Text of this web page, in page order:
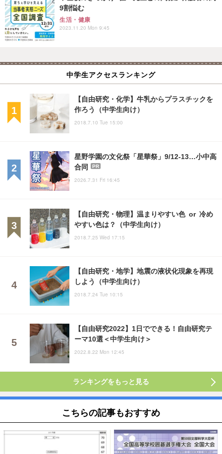
9割悩む
生活・健康
2023.11.20 Mon 9:45
中学生アクセスランキング
【自由研究・化学】牛乳からプラスチックを
作ろう（中学生向け）
2018.7.10 Tue 15:00
星野学園の文化祭「星華祭」9/12-13…小中高
合同
PR
2026.7.31 Fri 16:45
【自由研究・物理】温まりやすい色 or 冷め
やすい色は？（中学生向け）
2018.7.25 Wed 17:15
【自由研究・地学】地震の液状化現象を再現
しよう（中学生向け）
2018.7.24 Tue 10:15
【自由研究2022】1日でできる！自由研究テ
ーマ10選＜中学生向け＞
2022.8.22 Mon 12:45
ランキングをもっと見る
こちらの記事もおすすめ